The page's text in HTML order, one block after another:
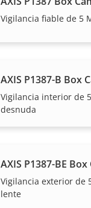
Vigilancia fiable de 5
AXIS P1387-B Box
Vigilancia interior de
desnuda
AXIS P1387-BE Box
Vigilancia exterior de
lente